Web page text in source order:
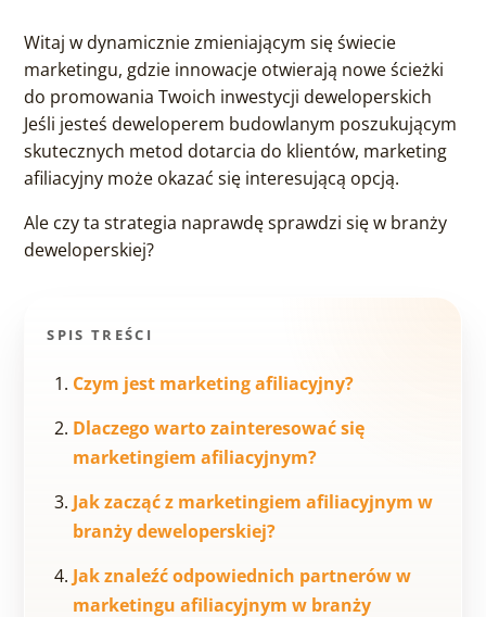
Witaj w dynamicznie zmieniającym się świecie
marketingu, gdzie innowacje otwierają nowe ścieżki
do promowania Twoich inwestycji deweloperskich
Jeśli jesteś deweloperem budowlanym poszukującym
skutecznych metod dotarcia do klientów, marketing
afiliacyjny może okazać się interesującą opcją.
Ale czy ta strategia naprawdę sprawdzi się w branży
deweloperskiej?
SPIS TREŚCI
Czym jest marketing afiliacyjny?
Dlaczego warto zainteresować się
marketingiem afiliacyjnym?
Jak zacząć z marketingiem afiliacyjnym w
branży deweloperskiej?
Jak znaleźć odpowiednich partnerów w
marketingu afiliacyjnym w branży